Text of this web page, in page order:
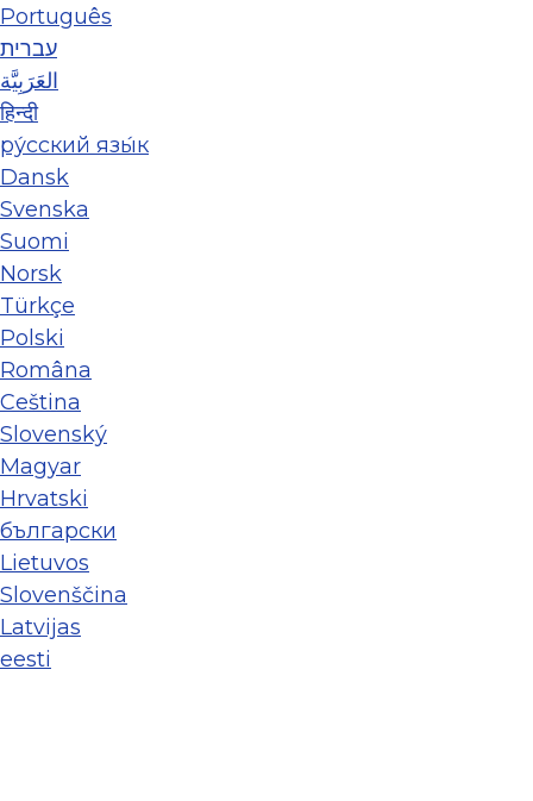
Português
עברית
العَرَبِيَّة
हिन्दी
ру́сский язы́к
Dansk
Svenska
Suomi
Norsk
Türkçe
Polski
Româna
Ceština
Slovenský
Magyar
Hrvatski
български
Lietuvos
Slovenščina
Latvijas
eesti